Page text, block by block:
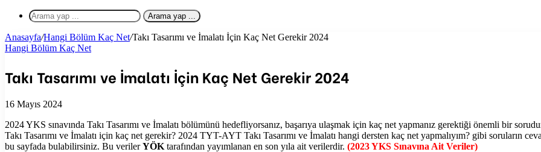
Arama yap ...
Anasayfa/Hangi Bölüm Kaç Net/Takı Tasarımı ve İmalatı İçin Kaç Net Gerekir 2024
Hangi Bölüm Kaç Net
Takı Tasarımı ve İmalatı İçin Kaç Net Gerekir 2024
16 Mayıs 2024
2024 YKS sınavında Takı Tasarımı ve İmalatı bölümünü hedefliyorsanız, başarıya ulaşmak için kaç net yapmanız gerektiği önemli bir
Takı Tasarımı ve İmalatı için kaç net gerekir? 2024 TYT-AYT Takı Tasarımı ve İmalatı hangi dersten kaç net yapmalıyım? gibi soruların
bu sayfada bulabilirsiniz. Bu verilerYÖK tarafından yayımlanan en son yıla ait verilerdir. (2023 YKS Sınavına Ait Veriler)